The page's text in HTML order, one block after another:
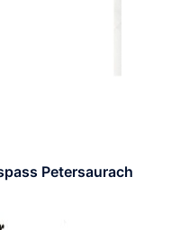
Petersaurach